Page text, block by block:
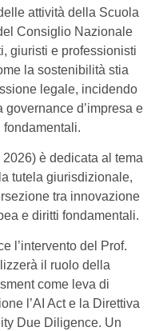
attività della Scuola
Consiglio Nazionale
giuristi e professionisti
la sostenibilità stia
legale, incidendo
d’impresa e
è dedicata al tema
tutela giurisdizionale,
tra innovazione
e diritti fondamentali.
l’intervento del Prof.
il ruolo della
come leva di
l’AI Act e la Direttiva
Due Diligence. Un